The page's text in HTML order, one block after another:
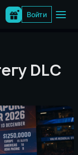
Войти
DLC